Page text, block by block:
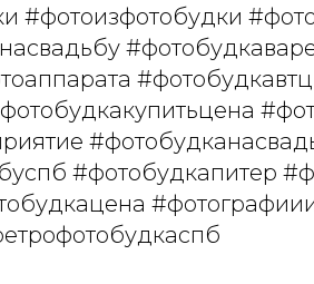
#фотоизфотобудки
#фотобудкапитер